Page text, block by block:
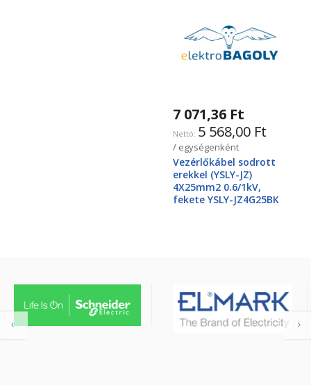
7 071,36 Ft
5 568,00 Ft
/ egységenként
Vezérlőkábel sodrott
erekkel (YSLY-JZ)
4X25mm2 0.6/1kV,
fekete YSLY-JZ4G25BK